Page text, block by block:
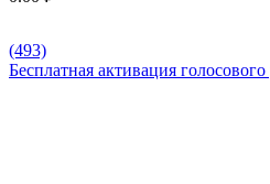
(493)
Бесплатная активация